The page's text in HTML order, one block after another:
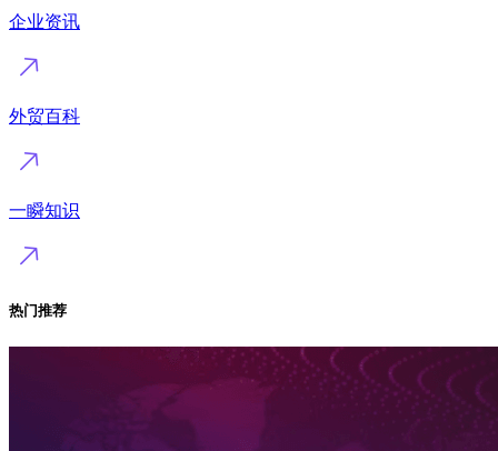
企业资讯
外贸百科
一瞬知识
热门推荐